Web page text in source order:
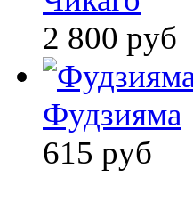
2 800 руб
Фудзияма
615 руб